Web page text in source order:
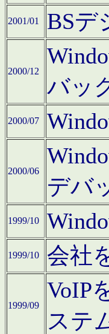
2001/01 BSデ
2000/12
バッ
2000/07
2000/06
デバ
1999/10
1999/10 会社
1999/09
VoIP
ステ